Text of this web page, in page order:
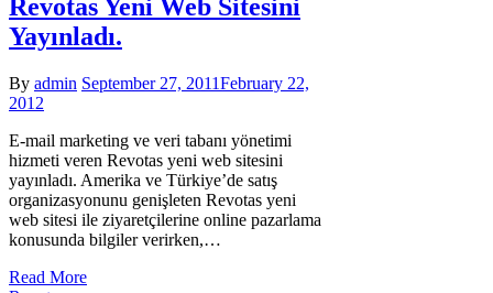
Revotas Yeni Web Sitesini
Yayınladı.
By admin September 27, 2011February 22,
2012
E-mail marketing ve veri tabanı yönetimi
hizmeti veren Revotas yeni web sitesini
yayınladı. Amerika ve Türkiye’de satış
organizasyonunu genişleten Revotas yeni
web sitesi ile ziyaretçilerine online pazarlama
konusunda bilgiler verirken,…
Read More